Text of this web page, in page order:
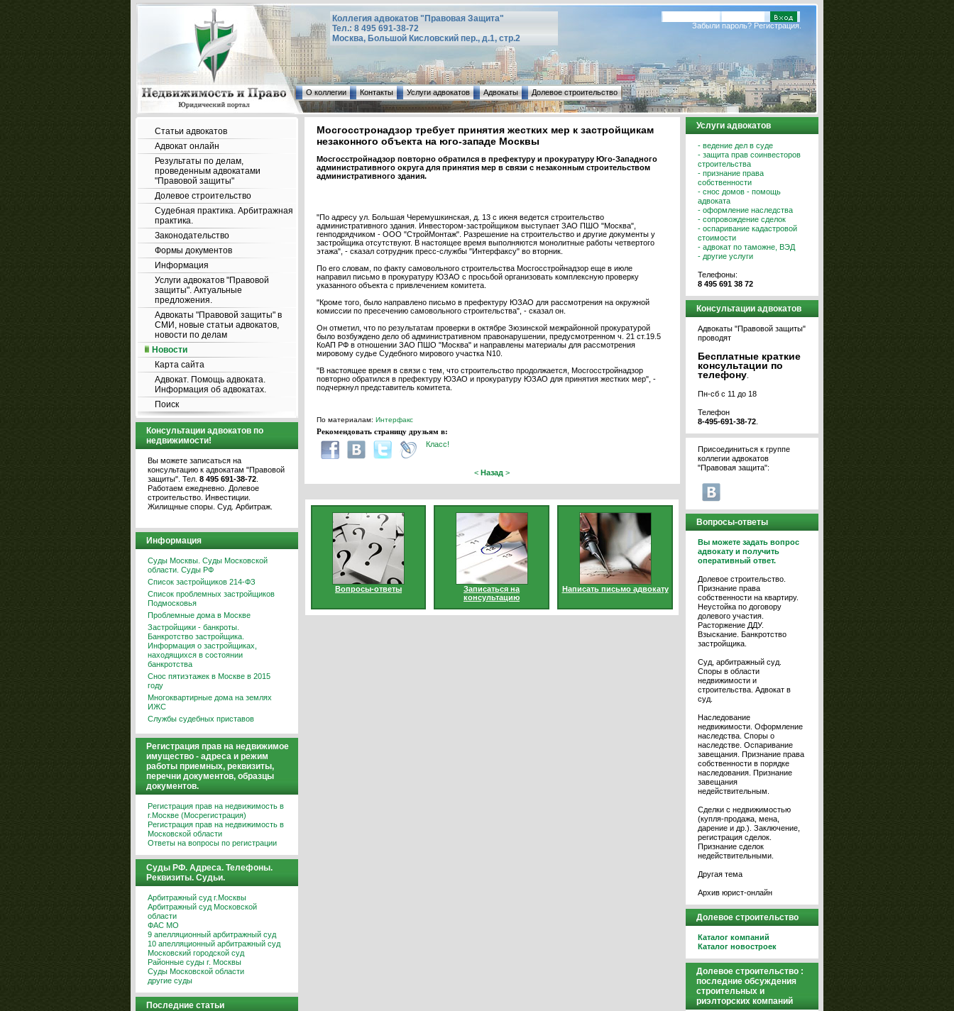
Коллегия адвокатов "Правовая Защита"
Тел.: 8 495 691-38-72
Москва, Большой Кисловский пер., д.1, стр.2
Забыли пароль? Регистрация.
О коллегии Контакты Услуги адвокатов Адвокаты Долевое строительство
Статьи адвокатов
Адвокат онлайн
Результаты по делам,
проведенным адвокатами
"Правовой защиты"
Долевое строительство
Судебная практика. Арбитражная
практика.
Законодательство
Формы документов
Информация
Услуги адвокатов "Правовой
защиты". Актуальные
предложения.
Адвокаты "Правовой защиты" в
СМИ, новые статьи адвокатов,
новости по делам
Новости
Карта сайта
Адвокат. Помощь адвоката.
Информация об адвокатах.
Поиск
Консультации адвокатов по
недвижимости!
Вы можете записаться на
консультацию к адвокатам "Правовой
защиты". Тел. 8 495 691-38-72
Работаем ежедневно. Долевое
строительство. Инвестиции.
Жилищные споры. Суд. Арбитраж.
Информация
Суды Москвы. Суды Московской
области. Суды РФ
Список застройщиков 214-ФЗ
Список проблемных застройщиков
Подмосковья
Проблемные дома в Москве
Застройщики - банкроты.
Банкротство застройщика.
Информация о застройщиках,
находящихся в состоянии
банкротства
Снос пятиэтажек в Москве в 2015
году
Многоквартирные дома на землях
ИЖС
Службы судебных приставов
Регистрация прав на недвижимое
имущество - адреса и режим
работы приемных, реквизиты,
перечни документов, образцы
документов.
Регистрация прав на недвижимость в
г.Москве (Мосрегистрация)
Регистрация прав на недвижимость в
Московской области
Ответы на вопросы по регистрации
Суды РФ. Адреса. Телефоны.
Реквизиты. Судьи.
Арбитражный суд г.Москвы
Арбитражный суд Московской
области
ФАС МО
9 апелляционный арбитражный суд
10 апелляционный арбитражный суд
Московский городской суд
Районные суды г. Москвы
Суды Московской области
другие суды
Последние статьи
Мосгосстронадзор требует принятия жестких мер к застройщикам
незаконного объекта на юго-западе Москвы
Мосгосстройнадзор повторно обратился в префектуру и прокуратуру Юго-Западного
административного округа для принятия мер в связи с незаконным строительством
административного здания.
"По адресу ул. Большая Черемушкинская, д. 13 с июня ведется строительство
административного здания. Инвестором-застройщиком выступает ЗАО ПШО "Москва",
генподрядчиком - ООО "СтройМонтаж". Разрешение на строительство и другие документы у
застройщика отсутствуют. В настоящее время выполняются монолитные работы четвертого
этажа", - сказал сотрудник пресс-службы "Интерфаксу" во вторник.
По его словам, по факту самовольного строительства Мосгосстройнадзор еще в июле
направил письмо в прокуратуру ЮЗАО с просьбой организовать комплексную проверку
указанного объекта с привлечением комитета.
"Кроме того, было направлено письмо в префектуру ЮЗАО для рассмотрения на окружной
комиссии по пресечению самовольного строительства", - сказал он.
Он отметил, что по результатам проверки в октябре Зюзинской межрайонной прокуратурой
было возбуждено дело об административном правонарушении, предусмотренном ч. 21 ст.19.5
КоАП РФ в отношении ЗАО ПШО "Москва" и направлены материалы для рассмотрения
мировому судье Судебного мирового участка N10.
"В настоящее время в связи с тем, что строительство продолжается, Мосгосстройнадзор
повторно обратился в префектуру ЮЗАО и прокуратуру ЮЗАО для принятия жестких мер", -
подчеркнул представитель комитета.
По материалам: Интерфакс
Рекомендовать страницу друзьям в:
Класс!
< Назад >
Вопросы-ответы
Записаться на
консультацию
Написать письмо адвокату
Услуги адвокатов
- ведение дел в суде
- защита прав соинвесторов
строительства
- признание права
собственности
- снос домов - помощь
адвоката
- оформление наследства
- сопровождение сделок
- оспаривание кадастровой
стоимости
- адвокат по таможне, ВЭД
- другие услуги
Телефоны:
8 495 691 38 72
Консультации адвокатов
Адвокаты "Правовой защиты"
проводят
Бесплатные краткие
консультации по
телефону
Пн-сб с 11 до 18
Телефон
8-495-691-38-72
Присоединиться к группе
коллегии адвокатов
"Правовая защита":
Вопросы-ответы
Вы можете задать вопрос
адвокату и получить
оперативный ответ.
Долевое строительство.
Признание права
собственности на квартиру.
Неустойка по договору
долевого участия.
Расторжение ДДУ.
Взыскание. Банкротство
застройщика.
Суд, арбитражный суд.
Споры в области
недвижимости и
строительства. Адвокат в
суд.
Наследование
недвижимости. Оформление
наследства. Споры о
наследстве. Оспаривание
завещания. Признание права
собственности в порядке
наследования. Признание
завещания
недействительным.
Сделки с недвижимостью
(купля-продажа, мена,
дарение и др.). Заключение,
регистрация сделок.
Признание сделок
недействительными.
Другая тема
Архив юрист-онлайн
Долевое строительство
Каталог компаний
Каталог новостроек
Долевое строительство :
последние обсуждения
строительных и
риэлторских компаний